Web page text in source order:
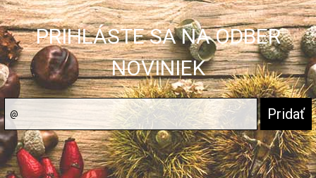
PRIHLÁSTE SA NA ODBER
NOVINIEK